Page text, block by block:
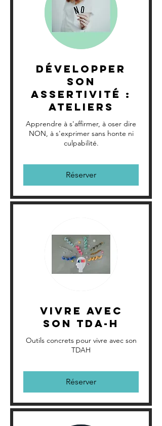
Développer
son
Assertivité :
Ateliers
Apprendre à s'affirmer, à oser dire
NON, à s'exprimer sans honte ni
culpabilité.
Réserver
Vivre avec
son TDA-H
Outils concrets pour vivre avec son
TDAH
Réserver